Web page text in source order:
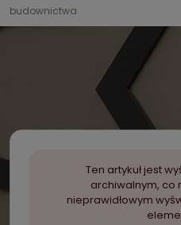
budownictwa
Ten artykuł jest
archiwalnym, co
nieprawidłowym